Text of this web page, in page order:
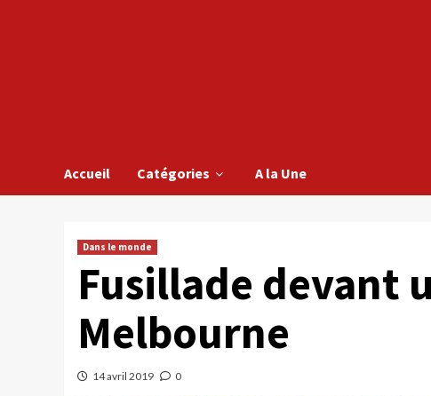
Accueil Catégories A la Une
Dans le monde
Fusillade devant
Melbourne
14 avril 2019 0